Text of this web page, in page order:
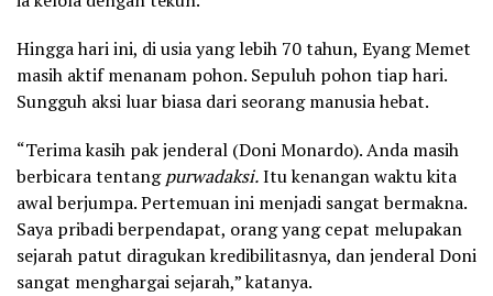
Hingga hari ini, di usia yang lebih 70 tahun, Eyang Memet
masih aktif menanam pohon. Sepuluh pohon tiap hari.
Sungguh aksi luar biasa dari seorang manusia hebat.
“Terima kasih pak jenderal (Doni Monardo). Anda masih
berbicara tentangpurwadaksi.Itu kenangan waktu kita
awal berjumpa. Pertemuan ini menjadi sangat bermakna.
Saya pribadi berpendapat, orang yang cepat melupakan
sejarah patut diragukan kredibilitasnya, dan jenderal Doni
sangat menghargai sejarah,” katanya.